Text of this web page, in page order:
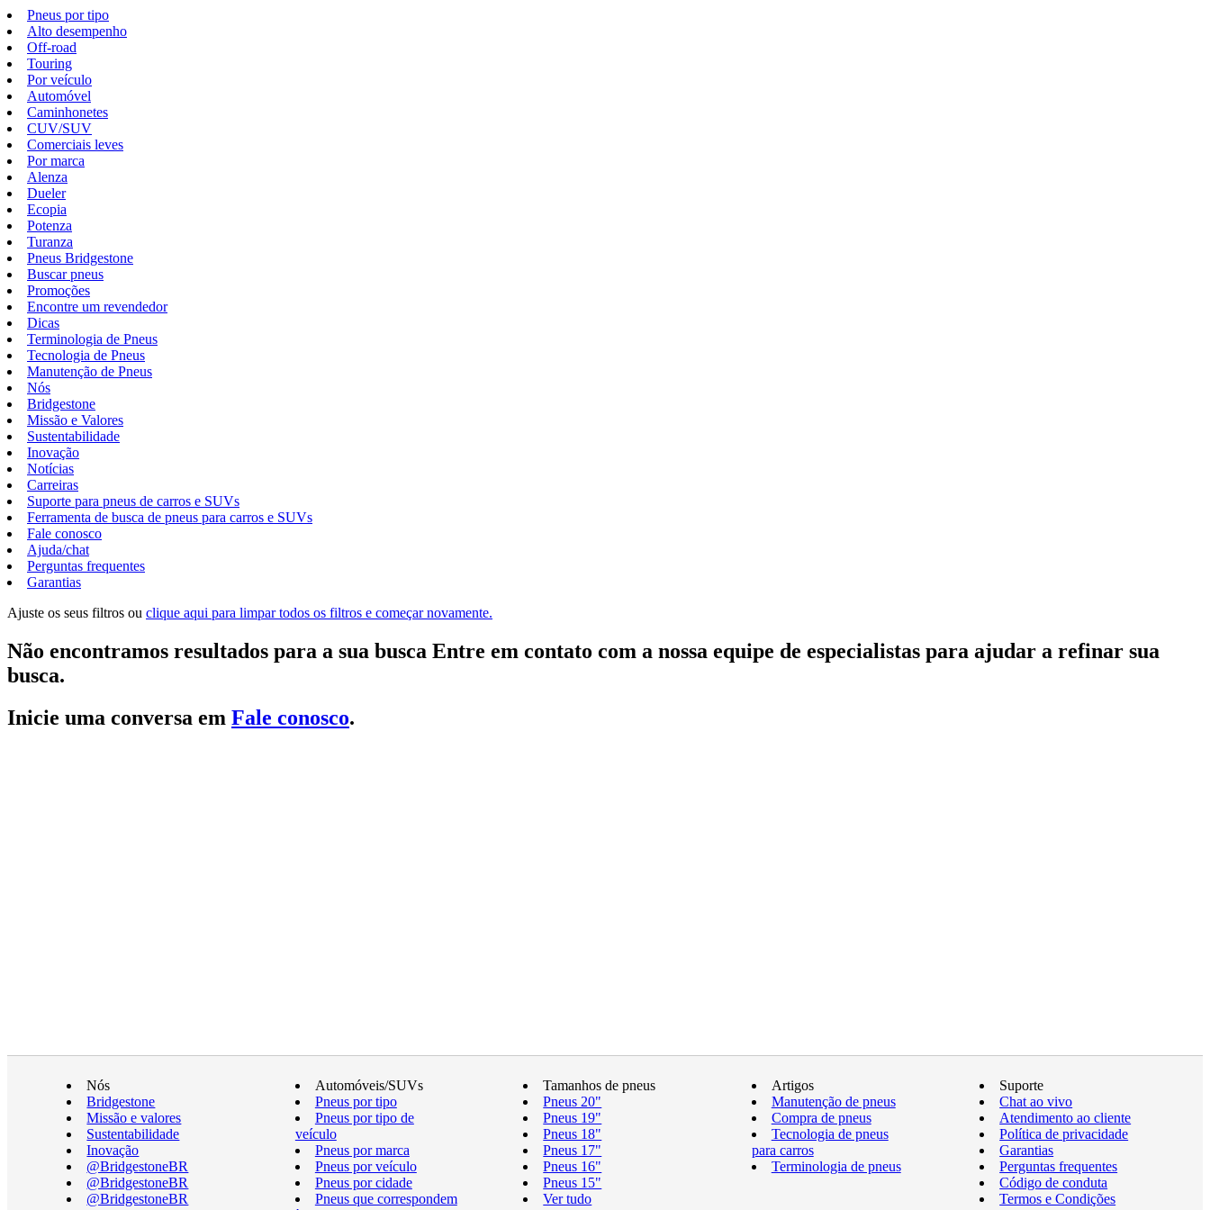
Pneus por tipo
Alto desempenho
Off-road
Touring
Por veículo
Automóvel
Caminhonetes
CUV/SUV
Comerciais leves
Por marca
Alenza
Dueler
Ecopia
Potenza
Turanza
Pneus Bridgestone
Buscar pneus
Promoções
Encontre um revendedor
Dicas
Terminologia de Pneus
Tecnologia de Pneus
Manutenção de Pneus
Nós
Bridgestone
Missão e Valores
Sustentabilidade
Inovação
Notícias
Carreiras
Suporte para pneus de carros e SUVs
Ferramenta de busca de pneus para carros e SUVs
Fale conosco
Ajuda/chat
Perguntas frequentes
Garantias
Ajuste os seus filtros ou clique aqui para limpar todos os filtros e começar novamente.
Não encontramos resultados para a sua busca Entre em contato com a nossa equipe de especialistas para ajudar a refinar sua
busca.
Inicie uma conversa em Fale conosco.
Nós
Bridgestone
Missão e valores
Sustentabilidade
Inovação
@BridgestoneBR
@BridgestoneBR
@BridgestoneBR
Automóveis/SUVs
Pneus por tipo
Pneus por tipo de
veículo
Pneus por marca
Pneus por veículo
Pneus por cidade
Pneus que correspondem
Tamanhos de pneus
Pneus 20"
Pneus 19"
Pneus 18"
Pneus 17"
Pneus 16"
Pneus 15"
Ver tudo
Artigos
Manutenção de pneus
Compra de pneus
Tecnologia de pneus
para carros
Terminologia de pneus
Suporte
Chat ao vivo
Atendimento ao cliente
Política de privacidade
Garantias
Perguntas frequentes
Código de conduta
Termos e Condições